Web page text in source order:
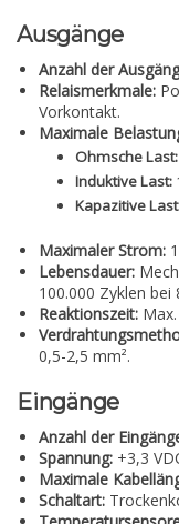
Ausgänge
Anzahl der
Relaismerkmale:
Vorkontakt.
Maximale
Ohmsche Last:
Induktive Last:
Kapazitive
Maximaler Strom:
Lebensdauer:
100.000 Zyklen bei
Reaktionszeit:
0,5-2,5 mm².
Eingänge
Anzahl der
Spannung: +3,3
Maximale
Schaltart: